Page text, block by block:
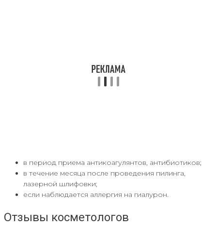
в период приема антикоагулянтов, антибиотиков;
в течение месяца после проведения пилинга,
лазерной шлифовки;
если наблюдается аллергия на гиалурон.
Отзывы косметологов